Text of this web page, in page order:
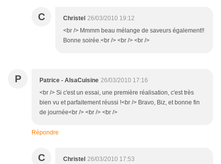
C Christel 26/03/2010 19:12
<br /> Mmmm beau mélange de saveurs également!!
Bonne soirée.<br /> <br /> <br />
P Patrice - AlsaCuisine 26/03/2010 17:16
<br /> Si c'est un essai, une première réalisation, c'est très
bien vu et parfaitement réussi !<br /> Bravo, Biz, et bonne fin
de journée<br /> <br /> <br />
Répondre
C Christel 26/03/2010 17:53